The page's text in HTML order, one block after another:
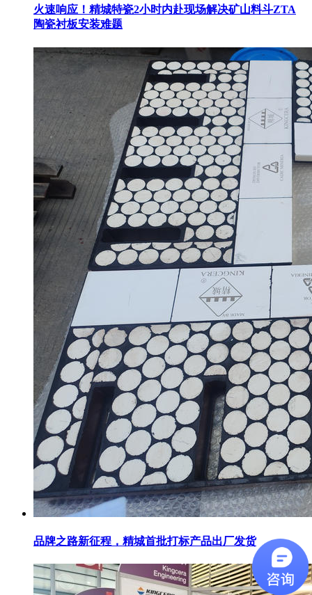
火速响应！精城特瓷2小时内赴现场解决矿山料斗ZTA
陶瓷衬板安装难题
品牌之路新征程，精城首批打标产品出厂发货